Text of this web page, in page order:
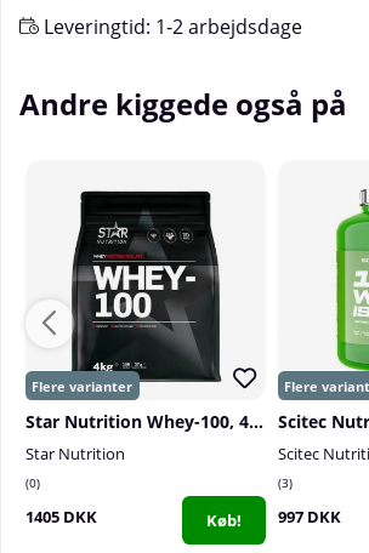
Leveringtid: 1-2 arbejdsdage
Andre kiggede også på
Star Nutrition Whey-100, 4 kg
Star Nutrition
0
1405 DKK Køb!
Scitec
3
997 DKK